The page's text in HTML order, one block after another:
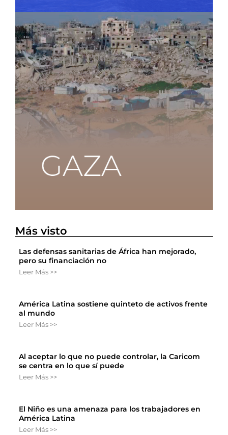
Más visto
Las defensas sanitarias de África han mejorado,
pero su financiación no
Leer Más >>
América Latina sostiene quinteto de activos frente
al mundo
Leer Más >>
Al aceptar lo que no puede controlar, la Caricom
se centra en lo que sí puede
Leer Más >>
El Niño es una amenaza para los trabajadores en
América Latina
Leer Más >>